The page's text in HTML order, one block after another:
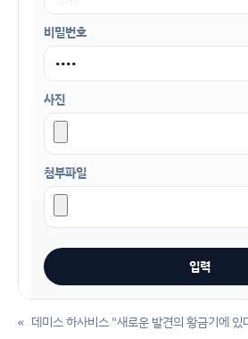
비밀번호
사진
첨부파일
« 데미스 하사비스 "새로운 발견의 황금기에 있